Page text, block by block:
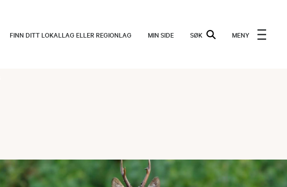
FINN DITT LOKALLAG ELLER REGIONLAG MIN SIDE SØK MENY